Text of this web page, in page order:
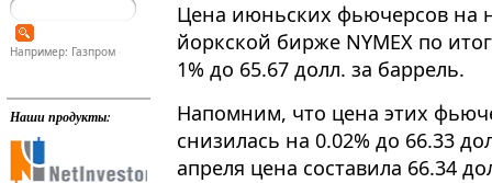
Например: Газпром
Наши продукты:
Цена июньских фьючерсов на
йоркской бирже NYMEX по
1% до 65.67 долл. за баррель.
Напомним, что цена этих
снизилась на 0.02% до 66.33
апреля цена составила 66.34